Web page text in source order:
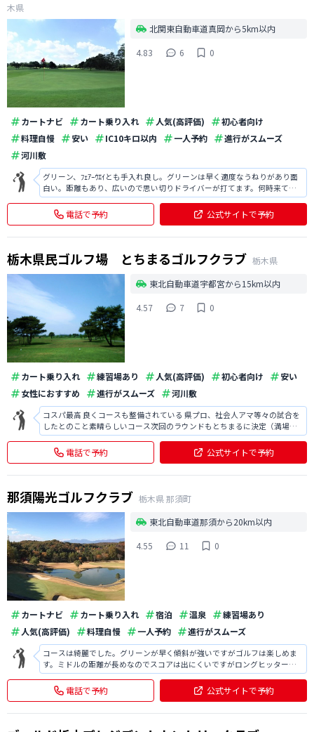
木県
北関東自動車道真岡から5km以内
4.83
6 0
カートナビ カート乗り入れ 人気(高評価)
初心者向け
料理自慢
安い IC10キロ以内 一人予約
進行がスムーズ
河川敷
グリーン、ﾌｪｱｰｳｴｲとも手入れ良し。グリーンは早く適度なうねりがあり面
白い。距離もあり、広いので思い切りドライバーが打てます。何時来ても
楽しめるゴルフ場です。
電話で予約 公式サイトで予約
栃木県民ゴルフ場 とちまるゴルフクラブ 栃木県
東北自動車道宇都宮から15km以内
4.57
7 0
カート乗り入れ 練習場あり 人気(高評価) 初心者向け
安い
女性におすすめ
進行がスムーズ 河川敷
コスパ最高 良くコースも整備されている 県プロ、社会人アマ等々の試合を
したとのこと素晴らしいコース次回のラウンドもとちまるに決定（満場一
致） スタッフの対応も気持ちがよい、少し声が小さいかも？ また行きます
電話で予約 公式サイトで予約
那須陽光ゴルフクラブ 栃木県那須町
東北自動車道那須から20km以内
4.55
11 0
カートナビ カート乗り入れ 宿泊 温泉
練習場あり
人気(高評価)
料理自慢 一人予約 進行がスムーズ
コースは綺麗でした。グリーンが早く傾斜が強いですがゴルフは楽しめま
す。ミドルの距離が長めなのでスコアは出にくいですがロングヒッターな
ら問題ないかも。ランチは今年のベスト３に入るくらいでした♪黒酢酢豚
定食♪ 電話で予約 公式サイトで予約